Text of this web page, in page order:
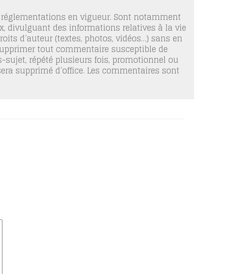
en vigueur. Sont notamment
divulguant des informations relatives à la vie
d’auteur (textes, photos, vidéos…) sans en
tout commentaire susceptible de
répété plusieurs fois, promotionnel ou
supprimé d’office. Les commentaires sont